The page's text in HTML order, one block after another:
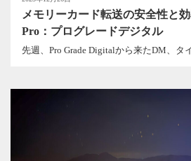
メモリーカード転送の安全性と
Pro：プログレードデジタル
先週、Pro Grade Digitalから来たDM、タイ